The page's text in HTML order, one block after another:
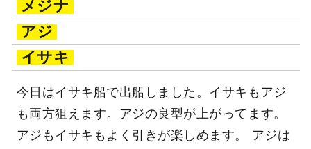
メジナ
アジ
イサキ
今日はイサキ船で出船しました。イサキもアジ
も両方狙えます。アジの良型が上がってます。
アジもイサキもよく引きが楽しめます。 アジは